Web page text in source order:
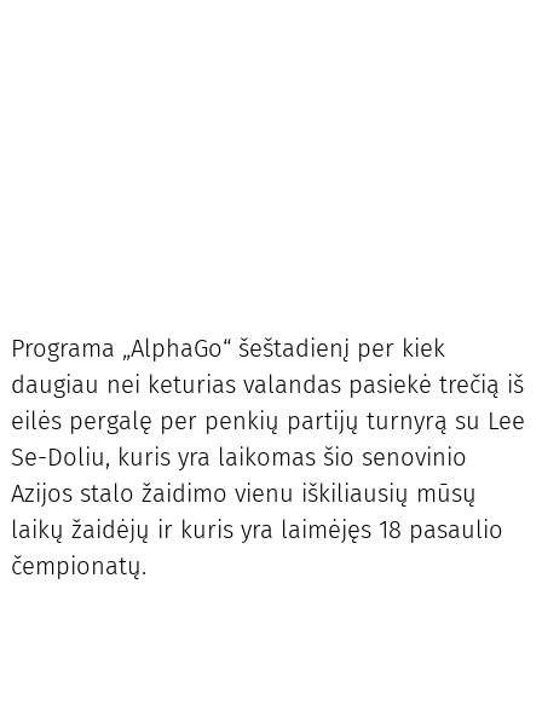
Programa „AlphaGo“ šeštadienį per kiek
daugiau nei keturias valandas pasiekė trečią iš
eilės pergalę per penkių partijų turnyrą su Lee
Se-Doliu, kuris yra laikomas šio senovinio
Azijos stalo žaidimo vienu iškiliausių mūsų
laikų žaidėjų ir kuris yra laimėjęs 18 pasaulio
čempionatų.